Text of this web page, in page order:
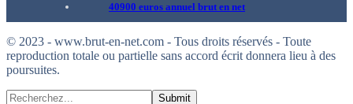
40900 euros annuel brut en net
© 2023 - www.brut-en-net.com - Tous droits réservés - Toute
reproduction totale ou partielle sans accord écrit donnera lieu à des
poursuites.
Submit